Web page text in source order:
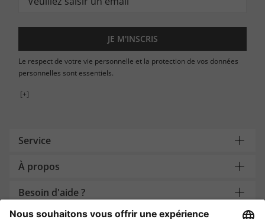
JE M'INSCRIS
Le respect de votre vie personnelle et la protection de vos données
personnelles sont essentiels.
[+]
Service
À propos
Besoin d'aide ?